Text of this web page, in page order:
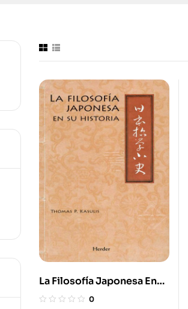
La Filosofía Japonesa En
Su Historia
0